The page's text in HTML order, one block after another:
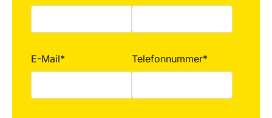
E-Mail* Telefonnummer*